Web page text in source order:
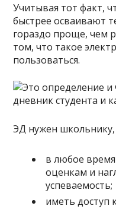
Учитывая тот факт,
быстрее осваивают
гораздо проще, чем
том, что такое
пользоваться.
ЭД нужен школьнику,
в любое
оценкам и
успеваемость;
иметь доступ